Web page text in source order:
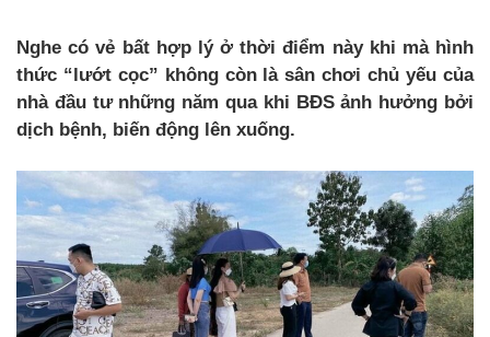
Nghe có vẻ bất hợp lý ở thời điểm này khi mà hình
thức “lướt cọc” không còn là sân chơi chủ yếu của
nhà đầu tư những năm qua khi BĐS ảnh hưởng bởi
dịch bệnh, biến động lên xuống.